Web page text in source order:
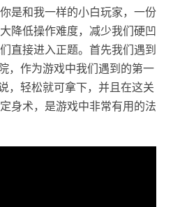
是和我一样的小白玩家，一份
降低操作难度，减少我们硬凹
直接进入正题。首先我们遇到
，作为游戏中我们遇到的第一
，轻松就可拿下，并且在这关
身术，是游戏中非常有用的法